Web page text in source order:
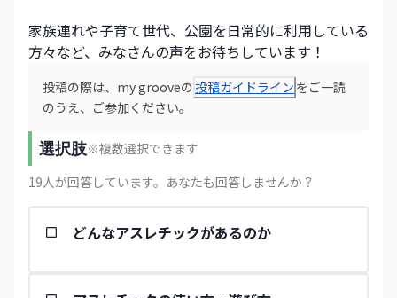
家族連れや子育て世代、公園を日常的に利用している
方々など、みなさんの声をお待ちしています！
投稿の際は、my grooveの 投稿ガイドライン をご一読
のうえ、ご参加ください。
選択肢※複数選択できます
19人が回答しています。あなたも回答しませんか？
どんなアスレチックがあるのか